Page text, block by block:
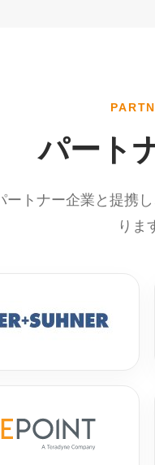
パート
ートナー企業と提携
りま